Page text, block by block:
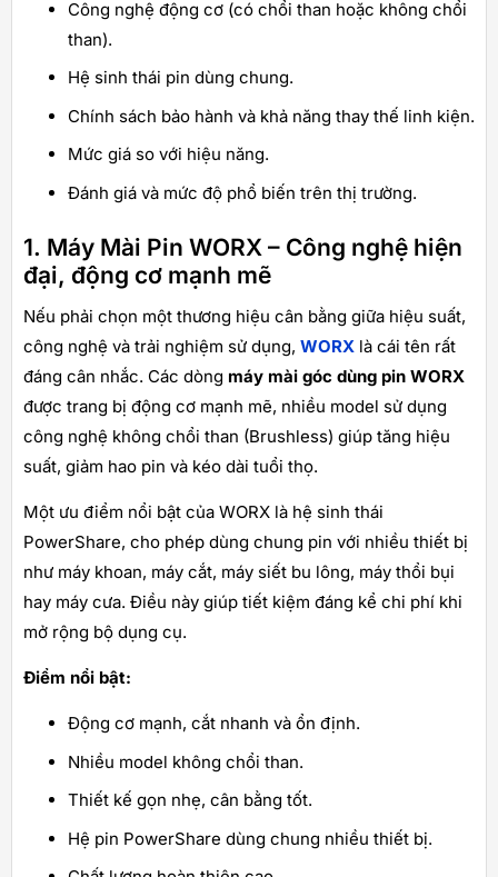
Công nghệ động cơ (có chổi than hoặc không chổi
than).
Hệ sinh thái pin dùng chung.
Chính sách bảo hành và khả năng thay thế linh kiện.
Mức giá so với hiệu năng.
Đánh giá và mức độ phổ biến trên thị trường.
1. Máy Mài Pin WORX – Công nghệ hiện
đại, động cơ mạnh mẽ
Nếu phải chọn một thương hiệu cân bằng giữa hiệu suất,
công nghệ và trải nghiệm sử dụng, WORX là cái tên rất
đáng cân nhắc. Các dòng máy mài góc dùng pin WORX
được trang bị động cơ mạnh mẽ, nhiều model sử dụng
công nghệ không chổi than (Brushless) giúp tăng hiệu
suất, giảm hao pin và kéo dài tuổi thọ.
Một ưu điểm nổi bật của WORX là hệ sinh thái
PowerShare, cho phép dùng chung pin với nhiều thiết bị
như máy khoan, máy cắt, máy siết bu lông, máy thổi bụi
hay máy cưa. Điều này giúp tiết kiệm đáng kể chi phí khi
mở rộng bộ dụng cụ.
Điểm nổi bật:
Động cơ mạnh, cắt nhanh và ổn định.
Nhiều model không chổi than.
Thiết kế gọn nhẹ, cân bằng tốt.
Hệ pin PowerShare dùng chung nhiều thiết bị.